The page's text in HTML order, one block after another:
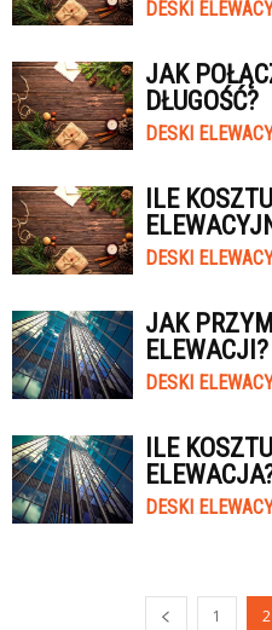
DESKI
JAK
DŁUGOŚĆ?
DESKI
ILE
DESKI
JAK
ELEWACJI?
DESKI
ILE
DESKI
1 2